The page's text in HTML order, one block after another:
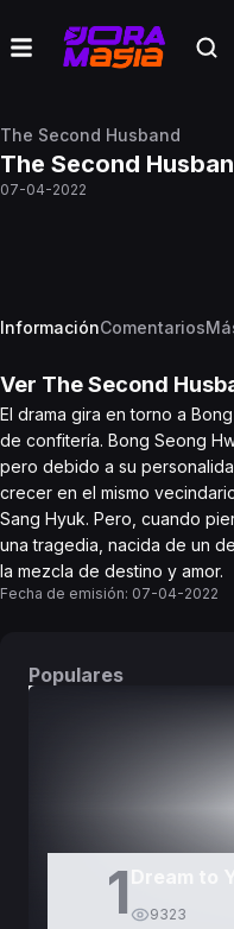
The Second Husband
The Second
07-04-2022
InformaciónComentarios
Ver The Second
El drama gira en torno a
de confitería. Bong Seong
pero debido a su
crecer en el mismo
Sang Hyuk. Pero, cuando
una tragedia, nacida de un
la mezcla de destino y amor.
Fecha de emisión: 07-04-2022
Populares
1 9323